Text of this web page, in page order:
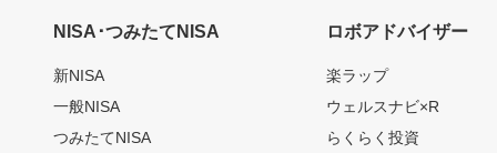
NISA･つみたてNISA
新NISA
一般NISA
つみたてNISA
ロボアドバイザー
楽ラップ
ウェルスナビ×R
らくらく投資